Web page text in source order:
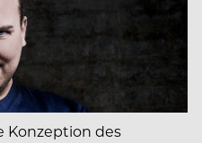
Konzeption des